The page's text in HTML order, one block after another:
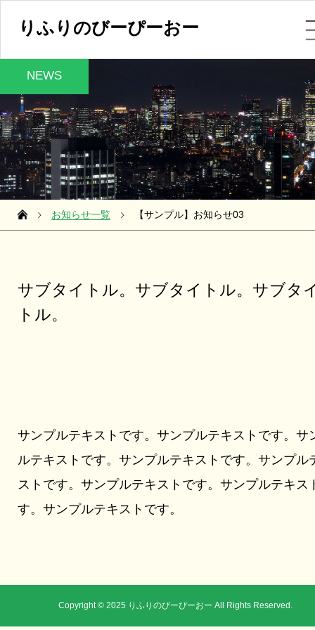
りふりのびーぴーおー
NEWS
お知らせ
お知らせ一覧 【サンプル】お知らせ03
サブタイトル。サブタイトル。サブタ
トル。
サンプルテキストです。サンプルテキストです。サ
ルテキストです。サンプルテキストです。サンプル
ストです。サンプルテキストです。サンプルテキス
す。サンプルテキストです。
Copyright © 2025 りふりのびーぴーおー All Rights Reserved.